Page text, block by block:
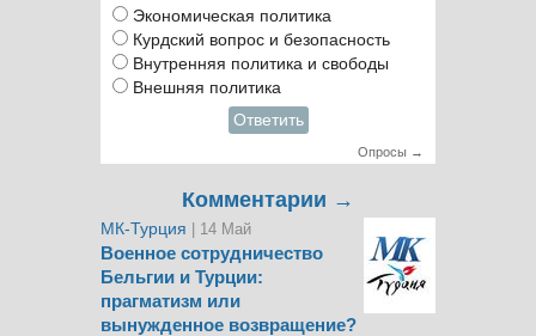
Экономическая политика
Курдский вопрос и безопасность
Внутренняя политика и свободы
Внешняя политика
Ответить
Опросы →
Комментарии →
МК-Турция | 14 Май
Военное сотрудничество
Бельгии и Турции:
прагматизм или
вынужденное возвращение?